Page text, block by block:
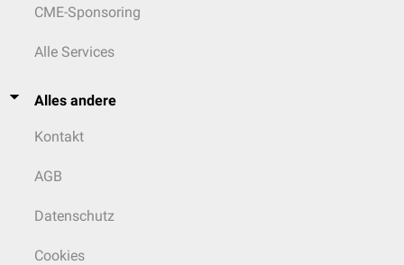
CME-Sponsoring
Alle Services
Alles andere
Kontakt
AGB
Datenschutz
Cookies